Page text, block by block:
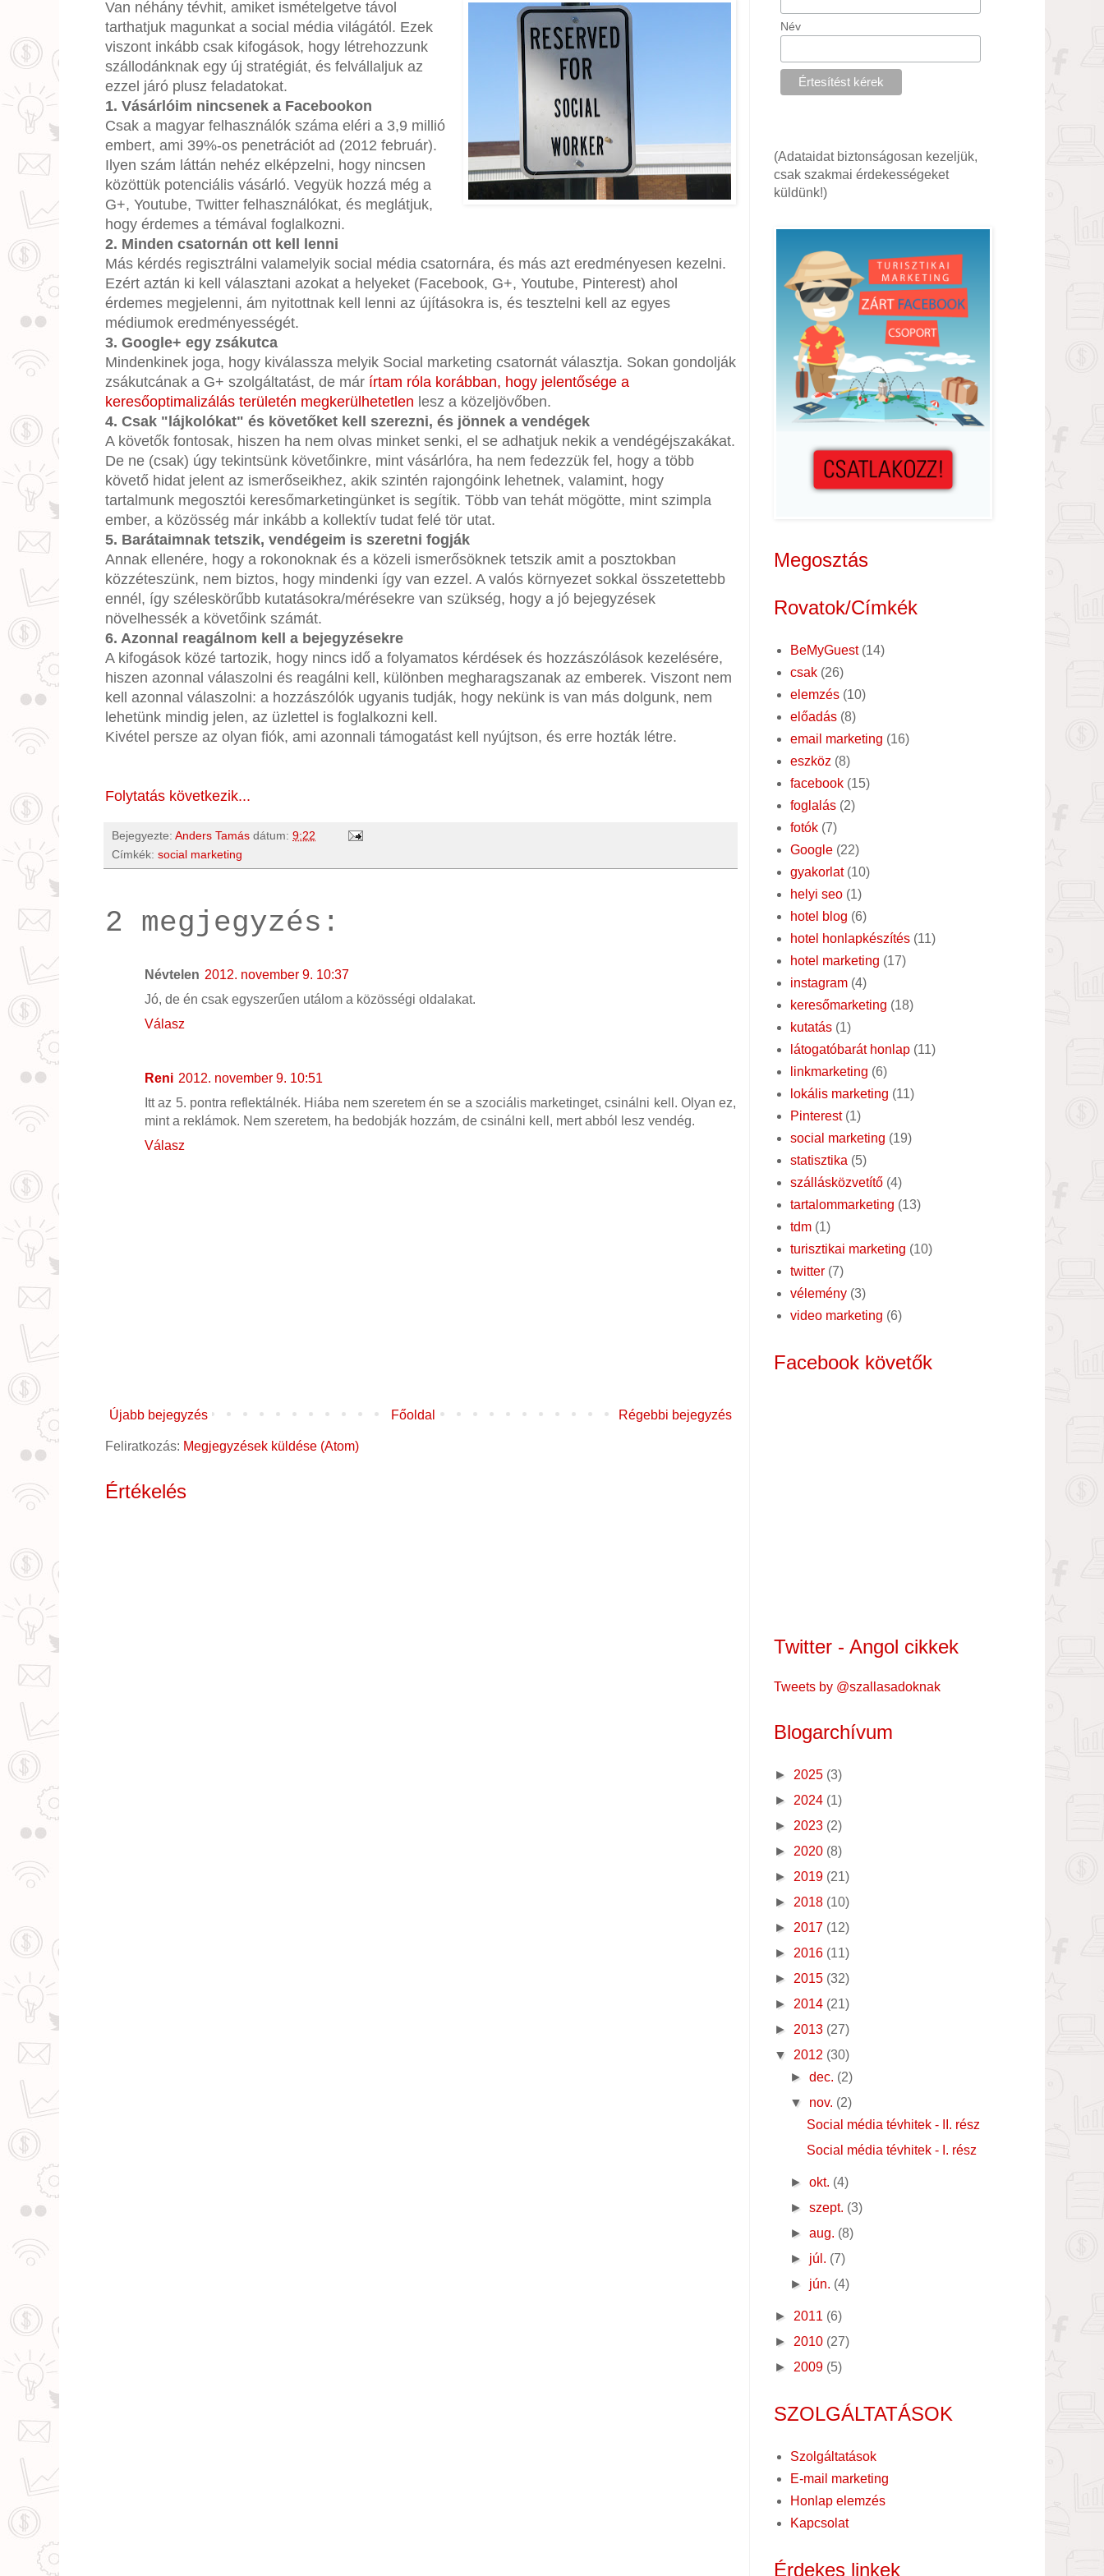
Van néhány tévhit, amiket ismételgetve távol
tarthatjuk magunkat a social média világától. Ezek
viszont inkább csak kifogások, hogy létrehozzunk
szállodánknak egy új stratégiát, és felvállaljuk az
ezzel járó plusz feladatokat.
1. Vásárlóim nincsenek a Facebookon
Csak a magyar felhasználók száma eléri a 3,9 millió
embert, ami 39%-os penetrációt ad (2012 február).
Ilyen szám láttán nehéz elképzelni, hogy nincsen
közöttük potenciális vásárló. Vegyük hozzá még a
G+, Youtube, Twitter felhasználókat, és meglátjuk,
hogy érdemes a témával foglalkozni.
2. Minden csatornán ott kell lenni
Más kérdés regisztrálni valamelyik social média csatornára, és más azt eredményesen kezelni.
Ezért aztán ki kell választani azokat a helyeket (Facebook, G+, Youtube, Pinterest) ahol
érdemes megjelenni, ám nyitottnak kell lenni az újításokra is, és tesztelni kell az egyes
médiumok eredményességét.
3. Google+ egy zsákutca
Mindenkinek joga, hogy kiválassza melyik Social marketing csatornát választja. Sokan gondolják
zsákutcának a G+ szolgáltatást, de már írtam róla korábban, hogy jelentősége a
keresőoptimalizálás területén megkerülhetetlen lesz a közeljövőben.
4. Csak "lájkolókat" és követőket kell szerezni, és jönnek a vendégek
A követők fontosak, hiszen ha nem olvas minket senki, el se adhatjuk nekik a vendégéjszakákat.
De ne (csak) úgy tekintsünk követőinkre, mint vásárlóra, ha nem fedezzük fel, hogy a több
követő hidat jelent az ismerőseikhez, akik szintén rajongóink lehetnek, valamint, hogy
tartalmunk megosztói keresőmarketingünket is segítik. Több van tehát mögötte, mint szimpla
ember, a közösség már inkább a kollektív tudat felé tör utat.
5. Barátaimnak tetszik, vendégeim is szeretni fogják
Annak ellenére, hogy a rokonoknak és a közeli ismerősöknek tetszik amit a posztokban
közzéteszünk, nem biztos, hogy mindenki így van ezzel. A valós környezet sokkal összetettebb
ennél, így széleskörűbb kutatásokra/mérésekre van szükség, hogy a jó bejegyzések
növelhessék a követőink számát.
6. Azonnal reagálnom kell a bejegyzésekre
A kifogások közé tartozik, hogy nincs idő a folyamatos kérdések és hozzászólások kezelésére,
hiszen azonnal válaszolni és reagálni kell, különben megharagszanak az emberek. Viszont nem
kell azonnal válaszolni: a hozzászólók ugyanis tudják, hogy nekünk is van más dolgunk, nem
lehetünk mindig jelen, az üzlettel is foglalkozni kell.
Kivétel persze az olyan fiók, ami azonnali támogatást kell nyújtson, és erre hozták létre.
Folytatás következik...
Bejegyezte: Anders Tamás dátum: 9:22
Címkék: social marketing
2 megjegyzés:
Névtelen 2012. november 9. 10:37
Jó, de én csak egyszerűen utálom a közösségi oldalakat.
Válasz
Reni 2012. november 9. 10:51
Itt az 5. pontra reflektálnék. Hiába nem szeretem én se a szociális marketinget, csinálni kell. Olyan ez,
mint a reklámok. Nem szeretem, ha bedobják hozzám, de csinálni kell, mert abból lesz vendég.
Válasz
Újabb bejegyzés Régebbi bejegyzés
Főoldal
Feliratkozás: Megjegyzések küldése (Atom)
Értékelés
Név
(Adataidat biztonságosan kezeljük,
csak szakmai érdekességeket
küldünk!)
Megosztás
Rovatok/Címkék
BeMyGuest (14)
csak (26)
elemzés (10)
előadás (8)
email marketing (16)
eszköz (8)
facebook (15)
foglalás (2)
fotók (7)
Google (22)
gyakorlat (10)
helyi seo (1)
hotel blog (6)
hotel honlapkészítés (11)
hotel marketing (17)
instagram (4)
keresőmarketing (18)
kutatás (1)
látogatóbarát honlap (11)
linkmarketing (6)
lokális marketing (11)
Pinterest (1)
social marketing (19)
statisztika (5)
szállásközvetítő (4)
tartalommarketing (13)
tdm (1)
turisztikai marketing (10)
twitter (7)
vélemény (3)
video marketing (6)
Facebook követők
Twitter - Angol cikkek
Tweets by @szallasadoknak
Blogarchívum
► 2025 (3)
► 2024 (1)
► 2023 (2)
► 2020 (8)
► 2019 (21)
► 2018 (10)
► 2017 (12)
► 2016 (11)
► 2015 (32)
► 2014 (21)
► 2013 (27)
▼ 2012 (30)
►dec. (2)
▼ nov. (2)
Social média tévhitek - II. rész
Social média tévhitek - I. rész
►okt. (4)
►szept. (3)
►aug. (8)
► júl. (7)
► jún. (4)
► 2011 (6)
► 2010 (27)
► 2009 (5)
SZOLGÁLTATÁSOK
Szolgáltatások
E-mail marketing
Honlap elemzés
Kapcsolat
Érdekes linkek